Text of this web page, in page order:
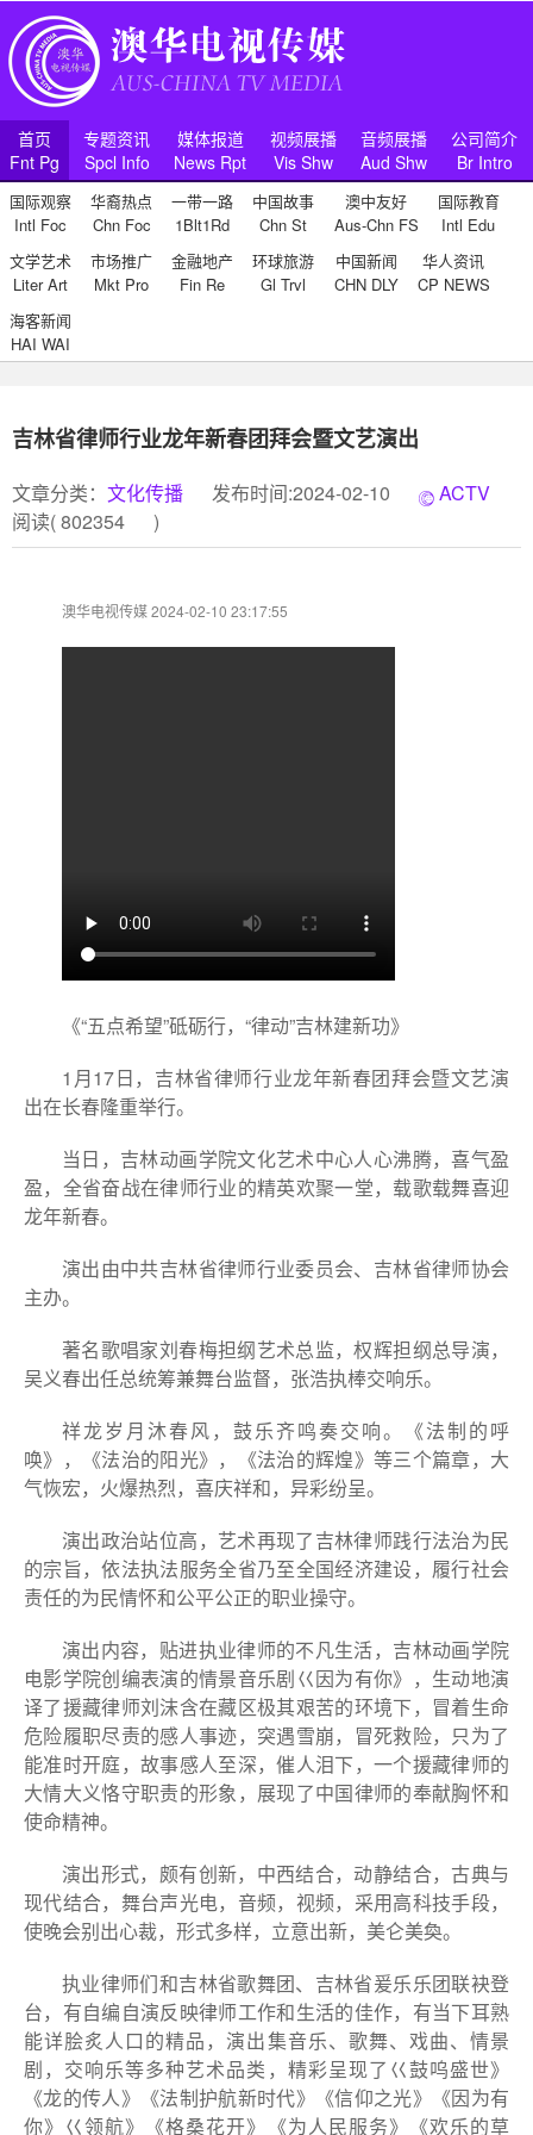
首页
Fnt Pg
专题资讯
Spcl Info
媒体报道
News Rpt
视频展播
Vis Shw
音频展播
Aud Shw
公司简介
Br Intro
国际观察
Intl Foc
华裔热点
Chn Foc
一带一路
1Blt1Rd
中国故事
Chn St
澳中友好
Aus-Chn FS
国际教育
Intl Edu
文学艺术
Liter Art
市场推广
Mkt Pro
金融地产
Fin Re
环球旅游
Gl Trvl
中国新闻
CHN DLY
华人资讯
CP NEWS
海客新闻
HAI WAI
吉林省律师行业龙年新春团拜会暨文艺演出
文章分类： 文化传播 发布时间:2024-02-10
ACTV
阅读(802354 )
澳华电视传媒 2024-02-10 23:17:55
《“五点希望”砥砺行，“律动”吉林建新功》
1月17日，吉林省律师行业龙年新春团拜会暨文艺演
出在长春隆重举行。
当日，吉林动画学院文化艺术中心人心沸腾，喜气盈
盈，全省奋战在律师行业的精英欢聚一堂，载歌载舞喜迎
龙年新春。
演出由中共吉林省律师行业委员会、吉林省律师协会
主办。
著名歌唱家刘春梅担纲艺术总监，权辉担纲总导演，
吴义春出任总统筹兼舞台监督，张浩执棒交响乐。
祥龙岁月沐春风，鼓乐齐鸣奏交响。《法制的呼
唤》，《法治的阳光》，《法治的辉煌》等三个篇章，大
气恢宏，火爆热烈，喜庆祥和，异彩纷呈。
演出政治站位高，艺术再现了吉林律师践行法治为民
的宗旨，依法执法服务全省乃至全国经济建设，履行社会
责任的为民情怀和公平公正的职业操守。
演出内容，贴进执业律师的不凡生活，吉林动画学院
电影学院创编表演的情景音乐剧巜因为有你》，生动地演
译了援藏律师刘沫含在藏区极其艰苦的环境下，冒着生命
危险履职尽责的感人事迹，突遇雪崩，冒死救险，只为了
能准时开庭，故事感人至深，催人泪下，一个援藏律师的
大情大义恪守职责的形象，展现了中国律师的奉献胸怀和
使命精神。
演出形式，颇有创新，中西结合，动静结合，古典与
现代结合，舞台声光电，音频，视频，采用高科技手段，
使晚会别出心裁，形式多样，立意出新，美仑美奐。
执业律师们和吉林省歌舞团、吉林省爰乐乐团联袂登
台，有自编自演反映律师工作和生活的佳作，有当下耳熟
能详脍炙人口的精品，演出集音乐、歌舞、戏曲、情景
剧，交响乐等多种艺术品类，精彩呈现了巜鼓呜盛世》
《龙的传人》《法制护航新时代》《信仰之光》《因为有
你》巜领航》《格桑花开》《为人民服务》《欢乐的草